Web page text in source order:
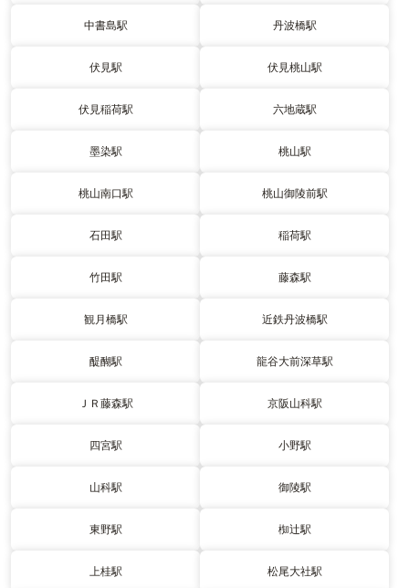
中書島駅 丹波橋駅
伏見駅 伏見桃山駅
伏見稲荷駅 六地蔵駅
墨染駅 桃山駅
桃山南口駅 桃山御陵前駅
石田駅 稲荷駅
竹田駅 藤森駅
観月橋駅 近鉄丹波橋駅
醍醐駅 龍谷大前深草駅
ＪＲ藤森駅 京阪山科駅
四宮駅 小野駅
山科駅 御陵駅
東野駅 椥辻駅
上桂駅 松尾大社駅